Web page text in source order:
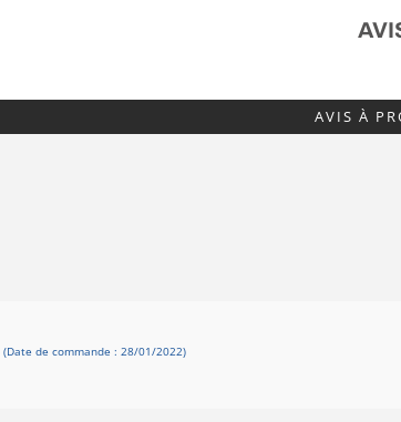
AVIS À
(Date de commande : 28/01/2022)